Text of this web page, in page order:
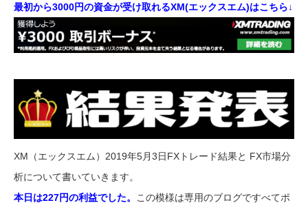
最初から3000円の資金が受け取れるXM(エックスエム)はこちら↓
XM（エックスエム）2019年5月3日FXトレード結果と FX市場分
析について書いていきます。
本日は227円の利益でした。 この模様は専用のブログですべてポ